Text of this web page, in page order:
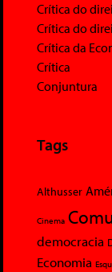
Crítica do
Crítica do
Crítica da
Crítica
Conjuntura
Tags
Althusser
Cinema
democracia
Economia